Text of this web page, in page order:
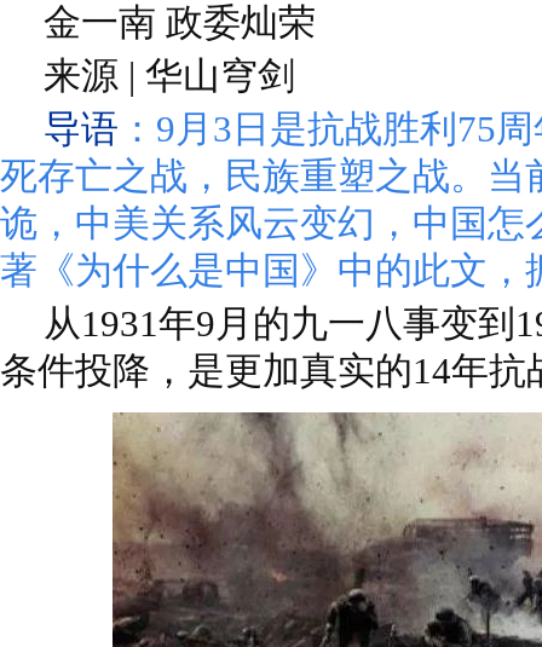
金一南 政委灿荣
来源 | 华山穹剑
导语 ：9月3日是抗战胜利75
死存亡之战，民族重塑之战。当
诡，中美关系风云变幻，中国怎
著《为什么是中国》中的此文，
从1931年9月的九一八事变到
条件投降，是更加真实的14年抗